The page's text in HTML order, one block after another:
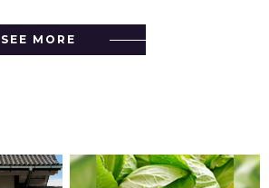
SEE MORE